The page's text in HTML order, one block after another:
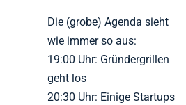
Die (grobe) Agenda sieht
wie immer so aus:
19:00 Uhr: Gründergrillen
geht los
20:30 Uhr: Einige Startups